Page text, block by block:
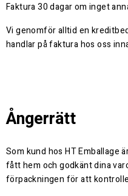
Faktura 30 dagar om inget
Vi genomför alltid en
handlar på faktura hos oss
Ångerrätt
Som kund hos HT Emballage
fått hem och godkänt dina
förpackningen för att